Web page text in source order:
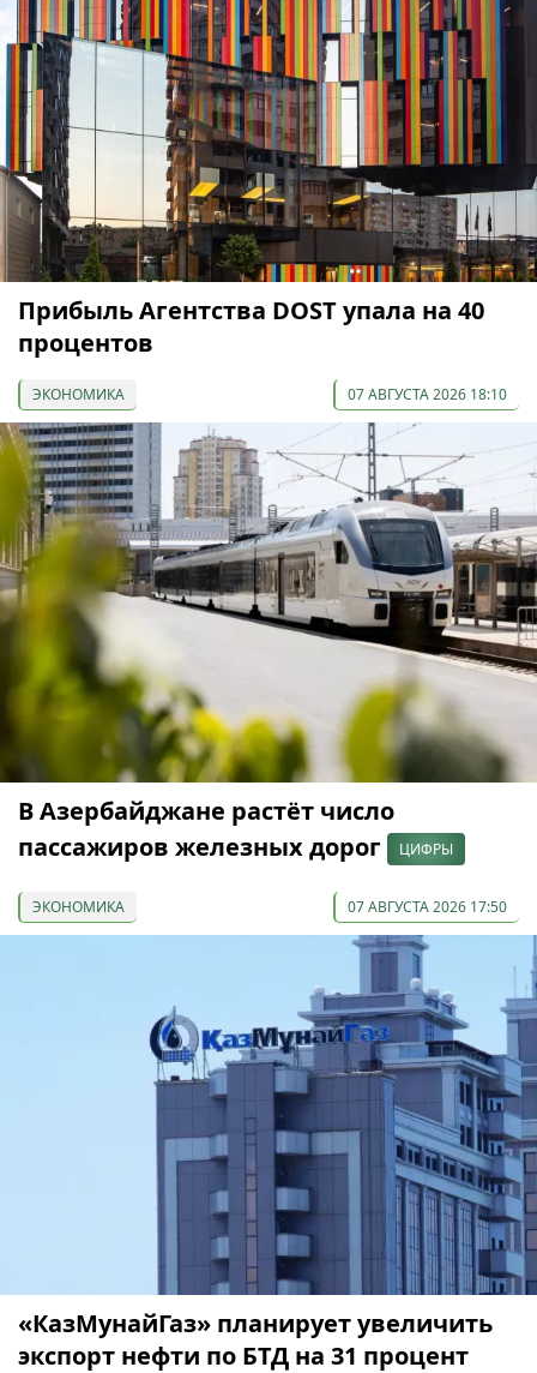
Прибыль Агентства DOST упала на 40
процентов
ЭКОНОМИКА 07 АВГУСТА 2026 18:10
В Азербайджане растёт число
пассажиров железных дорог
ЦИФРЫ
ЭКОНОМИКА 07 АВГУСТА 2026 17:50
«КазМунайГаз» планирует увеличить
экспорт нефти по БТД на 31 процент